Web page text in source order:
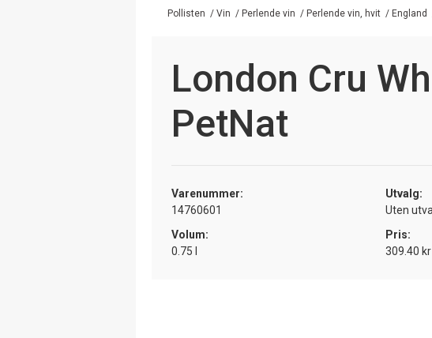
Pollisten / Vin / Perlende vin / Perlende vin, hvit / England
London Cru
PetNat
Varenummer:
14760601
Utvalg:
Uten
Volum:
0.75 l
Pris:
309.40 kr